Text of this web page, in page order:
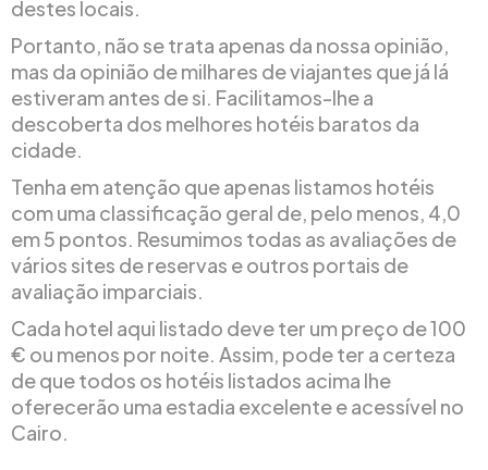
destes locais.
Portanto, não se trata apenas da nossa opinião,
mas da opinião de milhares de viajantes que já lá
estiveram antes de si. Facilitamos-lhe a
descoberta dos melhores hotéis baratos da
cidade.
Tenha em atenção que apenas listamos hotéis
com uma classificação geral de, pelo menos, 4,0
em 5 pontos. Resumimos todas as avaliações de
vários sites de reservas e outros portais de
avaliação imparciais.
Cada hotel aqui listado deve ter um preço de 100
€ ou menos por noite. Assim, pode ter a certeza
de que todos os hotéis listados acima lhe
oferecerão uma estadia excelente e acessível no
Cairo.